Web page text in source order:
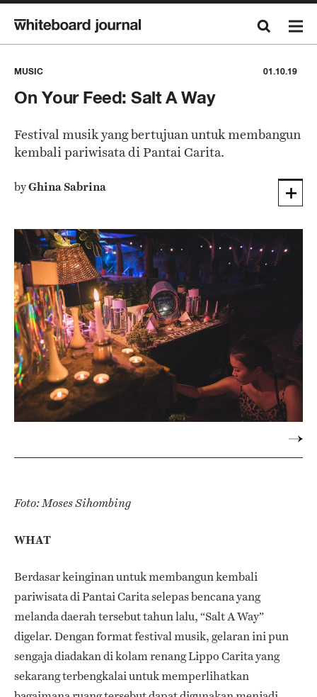
MUSIC 01.10.19
On Your Feed: Salt A Way
Festival musik yang bertujuan untuk membangun
kembali pariwisata di Pantai Carita.
byGhina Sabrina
Foto: Moses Sihombing
WHAT
Berdasar keinginan untuk membangun kembali
pariwisata di Pantai Carita selepas bencana yang
melanda daerah tersebut tahun lalu, “Salt A Way”
digelar. Dengan format festival musik, gelaran ini pun
sengaja diadakan di kolam renang Lippo Carita yang
sekarang terbengkalai untuk memperlihatkan